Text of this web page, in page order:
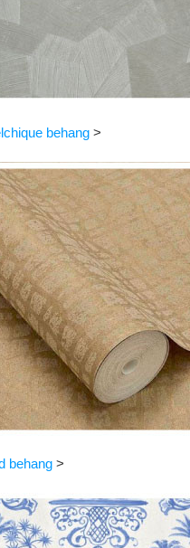
behang >
behang >